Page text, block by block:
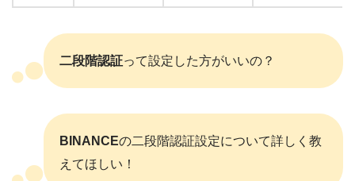
二段階認証って設定した方がいいの？
BINANCEの二段階認証設定について詳しく教
えてほしい！